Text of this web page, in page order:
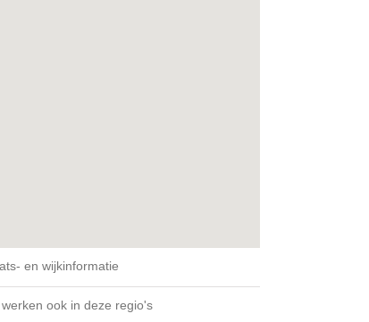
en wijkinformatie
ook in deze regio's